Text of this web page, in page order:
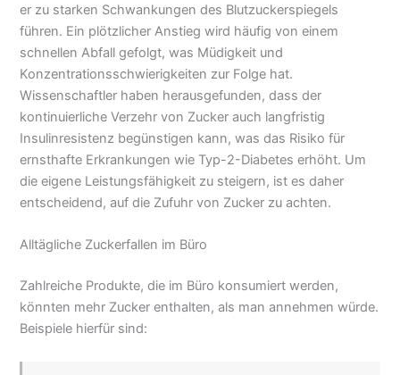
er zu starken Schwankungen des Blutzuckerspiegels
führen. Ein plötzlicher Anstieg wird häufig von einem
schnellen Abfall gefolgt, was Müdigkeit und
Konzentrationsschwierigkeiten zur Folge hat.
Wissenschaftler haben herausgefunden, dass der
kontinuierliche Verzehr von Zucker auch langfristig
Insulinresistenz begünstigen kann, was das Risiko für
ernsthafte Erkrankungen wie Typ-2-Diabetes erhöht. Um
die eigene Leistungsfähigkeit zu steigern, ist es daher
entscheidend, auf die Zufuhr von Zucker zu achten.
Alltägliche Zuckerfallen im Büro
Zahlreiche Produkte, die im Büro konsumiert werden,
könnten mehr Zucker enthalten, als man annehmen würde.
Beispiele hierfür sind: